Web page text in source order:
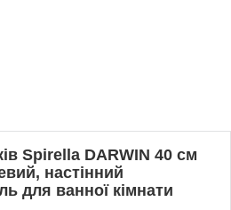
Spirella DARWIN 40 см
настінний
для ванної кімнати